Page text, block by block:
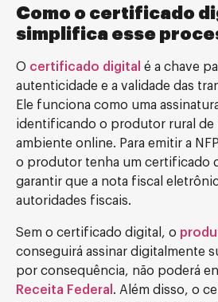
Como o certificado
simplifica esse
O certificado digital é a chave
autenticidade e a validade das
Ele funciona como uma
identificando o produtor rural de
ambiente online. Para emitir a
o produtor tenha um certificado
garantir que a nota fiscal
autoridades fiscais.
Sem o certificado digital, o
conseguirá assinar digitalmente
por consequência, não poderá
Receita Federal . Além disso, o